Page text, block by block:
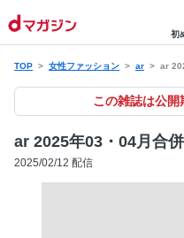
初
TOP 女性ファッション ar ar
この雑誌は公
ar 2025年03・04月合
2025/02/12 配信